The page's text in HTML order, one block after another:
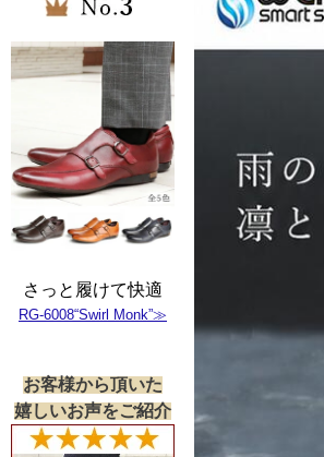
さっと履けて快適
RG-6008“Swirl Monk”≫
お客様から頂いた
嬉しいお声をご紹介